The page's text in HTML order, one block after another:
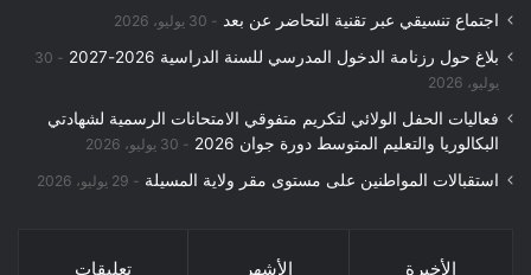
اجتماع تنسيقي عبر تقنية التحاضر عن بعد 30 يوليو، 2026
بلاغ حول رزنامة الدخول المدرسي للسنة الدراسية 2026-2027
30
يوليو، 2026
فعاليات الحفل الولائي لتكريم متفوقي الامتحانات الرسمية لشهادتي
البكالوريا والتعليم المتوسط دورة جوان 2026
30 يوليو، 2026
استقبالات المواطنين على مستوى مقر ولاية المسيلة 29 يوليو، 2026
الأخيرة الأشهر تعليقات